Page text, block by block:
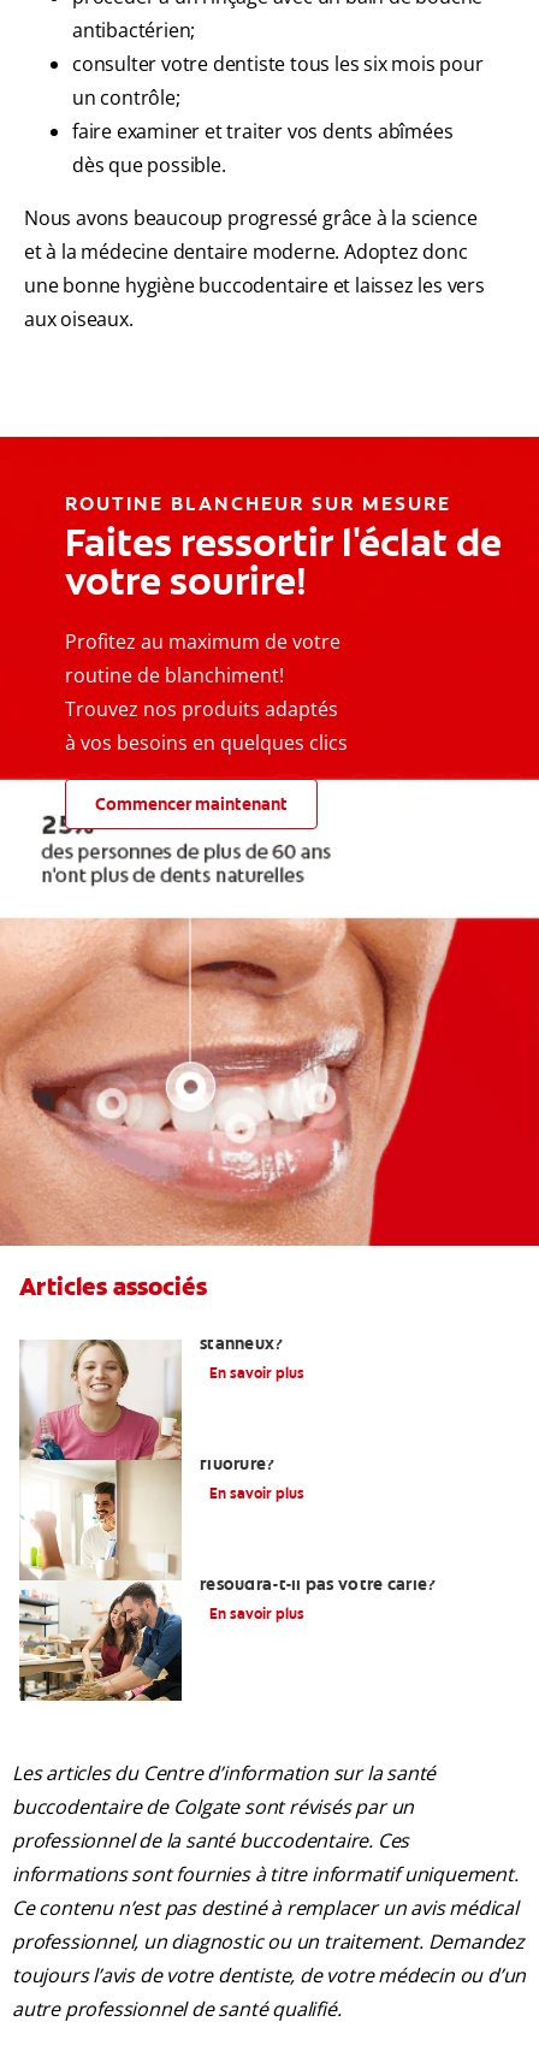
antibactérien;
consulter votre dentiste tous les six mois pour
un contrôle;
faire examiner et traiter vos dents abîmées
dès que possible.
Nous avons beaucoup progressé grâce à la science
et à la médecine dentaire moderne. Adoptez donc
une bonne hygiène buccodentaire et laissez les vers
aux oiseaux.
ROUTINE BLANCHEUR SUR MESURE
Faites ressortir l'éclat de
votre sourire!
Profitez au maximum de votre
routine de blanchiment!
Trouvez nos produits adaptés
à vos besoins en quelques clics
Commencer maintenant
Articles associés
stanneux?
En savoir plus
fluorure?
En savoir plus
résoudra-t-il pas votre carie?
En savoir plus
Les articles du Centre d’information sur la santé
buccodentaire de Colgate sont révisés par un
professionnel de la santé buccodentaire. Ces
informations sont fournies à titre informatif uniquement.
Ce contenu n’est pas destiné à remplacer un avis médical
professionnel, un diagnostic ou un traitement. Demandez
toujours l’avis de votre dentiste, de votre médecin ou d’un
autre professionnel de santé qualifié.